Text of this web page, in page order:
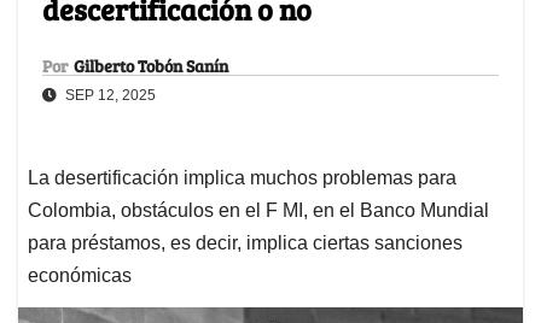
descertificación o no
Por Gilberto Tobón Sanín
SEP 12, 2025
La desertificación implica muchos problemas para
Colombia, obstáculos en el F MI, en el Banco Mundial
para préstamos, es decir, implica ciertas sanciones
económicas